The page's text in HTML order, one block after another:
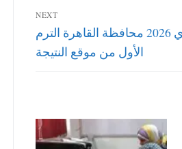
NEXT
نتيجة الصف الأول الإعدادي 2026 محافظة القاهرة الترم
الأول من موقع النتيجة